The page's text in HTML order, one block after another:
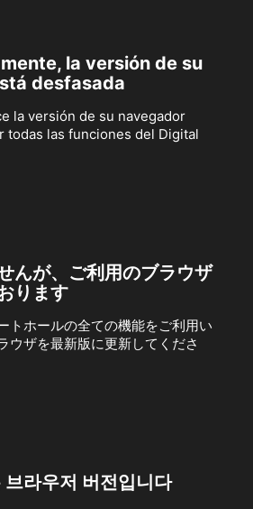
la versión de su
desfasada
la versión de su navegador
todas las funciones del Digital
んが、ご利用のブラウザ
ります
トホールの全ての機能をご利用い
ウザを最新版に更新してくださ
라우저 버전입니다